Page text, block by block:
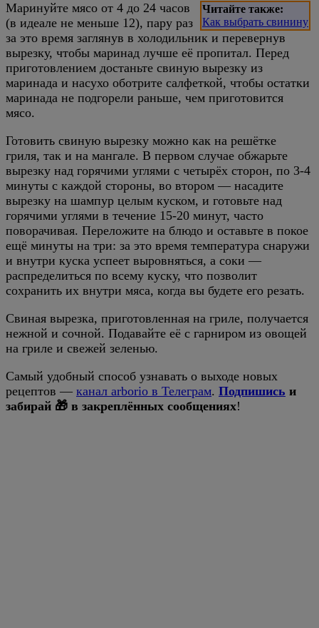
Читайте также:
Как выбрать свинину
Маринуйте мясо от 4 до 24 часов
(в идеале не меньше 12), пару раз
за это время заглянув в холодильник и перевернув
вырезку, чтобы маринад лучше её пропитал. Перед
приготовлением достаньте свиную вырезку из
маринада и насухо оботрите салфеткой, чтобы остатки
маринада не подгорели раньше, чем приготовится
мясо.
Готовить свиную вырезку можно как на решётке
гриля, так и на мангале. В первом случае обжарьте
вырезку над горячими углями с четырёх сторон, по 3-4
минуты с каждой стороны, во втором — насадите
вырезку на шампур целым куском, и готовьте над
горячими углями в течение 15-20 минут, часто
поворачивая. Переложите на блюдо и оставьте в покое
ещё минуты на три: за это время температура снаружи
и внутри куска успеет выровняться, а соки —
распределиться по всему куску, что позволит
сохранить их внутри мяса, когда вы будете его резать.
Свиная вырезка, приготовленная на гриле, получается
нежной и сочной. Подавайте её с гарниром из овощей
на гриле и свежей зеленью.
Самый удобный способ узнавать о выходе новых
рецептов — канал arborio в Телеграм. Подпишись и
забирай 🎁 в закреплённых сообщениях!